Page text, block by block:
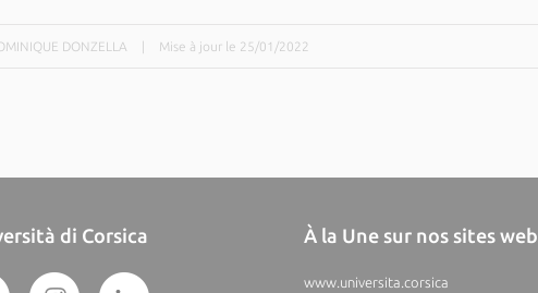
DONZELLA Mise à jour le 25/01/2022
di Corsica À la Une sur nos sites web
www.universita.corsica